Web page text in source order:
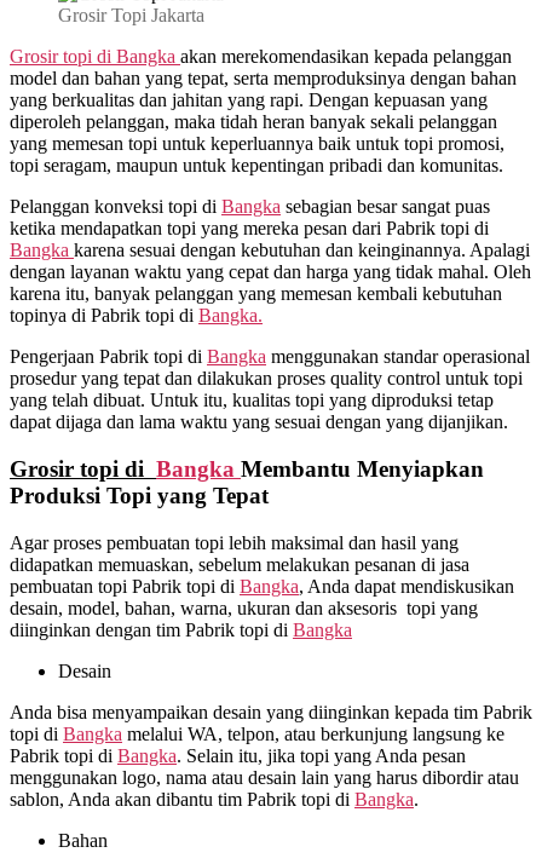
Grosir Topi Jakarta
Grosir topi di Bangka akan merekomendasikan kepada pelanggan
model dan bahan yang tepat, serta memproduksinya dengan bahan
yang berkualitas dan jahitan yang rapi. Dengan kepuasan yang
diperoleh pelanggan, maka tidah heran banyak sekali pelanggan
yang memesan topi untuk keperluannya baik untuk topi promosi,
topi seragam, maupun untuk kepentingan pribadi dan komunitas.
Pelanggan konveksi topi di Bangka sebagian besar sangat puas
ketika mendapatkan topi yang mereka pesan dari Pabrik topi di
Bangka karena sesuai dengan kebutuhan dan keinginannya. Apalagi
dengan layanan waktu yang cepat dan harga yang tidak mahal. Oleh
karena itu, banyak pelanggan yang memesan kembali kebutuhan
topinya di Pabrik topi di Bangka.
Pengerjaan Pabrik topi di Bangka menggunakan standar operasional
prosedur yang tepat dan dilakukan proses quality control untuk topi
yang telah dibuat. Untuk itu, kualitas topi yang diproduksi tetap
dapat dijaga dan lama waktu yang sesuai dengan yang dijanjikan.
Grosir topi di Bangka Membantu Menyiapkan
Produksi Topi yang Tepat
Agar proses pembuatan topi lebih maksimal dan hasil yang
didapatkan memuaskan, sebelum melakukan pesanan di jasa
pembuatan topi Pabrik topi di Bangka, Anda dapat mendiskusikan
desain, model, bahan, warna, ukuran dan aksesoris topi yang
diinginkan dengan tim Pabrik topi di Bangka
Desain
Anda bisa menyampaikan desain yang diinginkan kepada tim Pabrik
topi di Bangka melalui WA, telpon, atau berkunjung langsung ke
Pabrik topi di Bangka. Selain itu, jika topi yang Anda pesan
menggunakan logo, nama atau desain lain yang harus dibordir atau
sablon, Anda akan dibantu tim Pabrik topi di Bangka.
Bahan